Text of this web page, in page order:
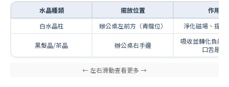
水晶種類 擺放位置
作用
白水晶柱
辦公桌左前方（青龍位） 淨化磁場、提升
黑髮晶/茶晶 辦公桌右手邊
吸收並轉化負能
口舌是非